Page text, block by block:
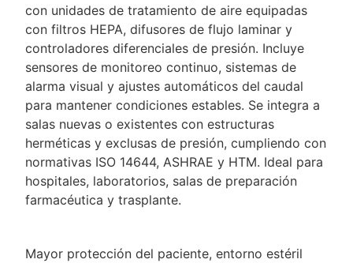
con unidades de tratamiento de aire equipadas
con filtros HEPA, difusores de flujo laminar y
controladores diferenciales de presión. Incluye
sensores de monitoreo continuo, sistemas de
alarma visual y ajustes automáticos del caudal
para mantener condiciones estables. Se integra a
salas nuevas o existentes con estructuras
herméticas y exclusas de presión, cumpliendo con
normativas ISO 14644, ASHRAE y HTM. Ideal para
hospitales, laboratorios, salas de preparación
farmacéutica y trasplante.
Mayor protección del paciente, entorno estéril